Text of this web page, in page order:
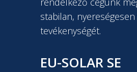
stabilan, nyereségesen
tevékenységét.
EU-SOLAR SE